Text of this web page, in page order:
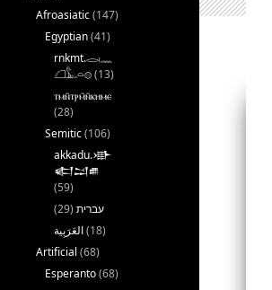
Afroasiatic(147)
Egyptian(41)
rnkmt.𓂋𓏺𓈖
𓆎𓅓𓏏𓊖(13)
ⲧⲙⲛ̄ⲧⲣⲙ̄ⲛ̄ⲕⲏⲙⲉ
(28)
Semitic(106)
akkadu.𒀝
𒅗𒁺𒌑
(59)
עברית (29)
(18)
Artificial (68)
Esperanto(68)